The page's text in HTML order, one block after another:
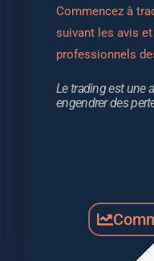
Commencez à
suivant les avis
professionnels
Le trading est une
engendrer des